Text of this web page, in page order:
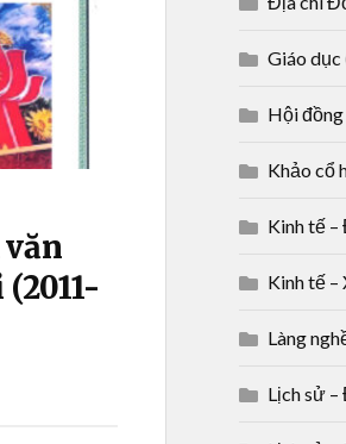
Giáo dục
Hội đồng
Khảo cổ
Kinh tế
Kinh tế –
Làng
Lịch sử –